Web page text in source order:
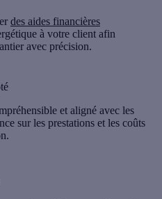
des aides financières
à votre client afin
avec précision.
et aligné avec les
sur les prestations et les coûts